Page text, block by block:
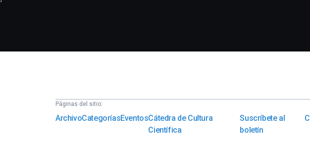
Páginas del sitio:
ArchivoCategoríasEventosCátedra de Cultura
Científica
Suscríbete al
boletín